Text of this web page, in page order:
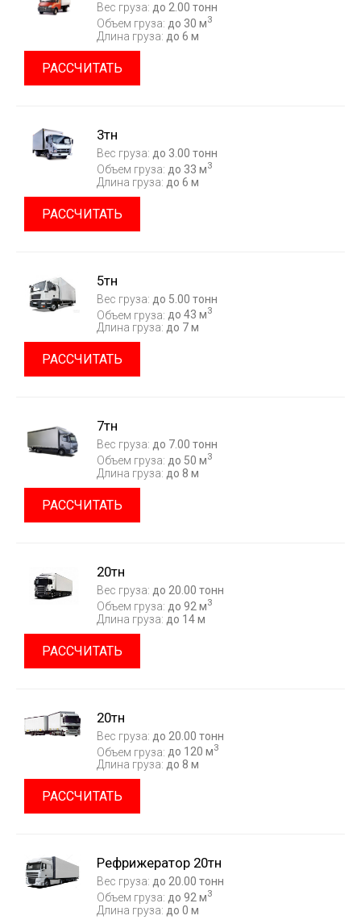
Вес груза: до 2.00 тонн
Объем груза: до 30 м3
Длина груза: до 6 м
РАССЧИТАТЬ
3тн
Вес груза: до 3.00 тонн
Объем груза: до 33 м3
Длина груза: до 6 м
РАССЧИТАТЬ
5тн
Вес груза: до 5.00 тонн
Объем груза: до 43 м3
Длина груза: до 7 м
РАССЧИТАТЬ
7тн
Вес груза: до 7.00 тонн
Объем груза: до 50 м3
Длина груза: до 8 м
РАССЧИТАТЬ
20тн
Вес груза: до 20.00 тонн
Объем груза: до 92 м3
Длина груза: до 14 м
РАССЧИТАТЬ
20тн
Вес груза: до 20.00 тонн
Объем груза: до 120 м3
Длина груза: до 8 м
РАССЧИТАТЬ
Рефрижератор 20тн
Вес груза: до 20.00 тонн
Объем груза: до 92 м3
Длина груза: до 0 м